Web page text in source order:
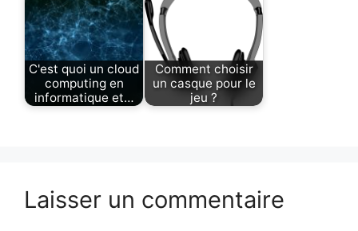
C'est quoi un cloud
computing en
informatique et…
Comment choisir
un casque pour le
jeu ?
Laisser un commentaire